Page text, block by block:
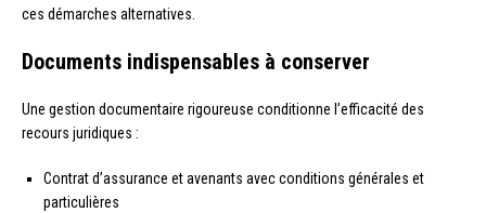
ces démarches alternatives.
Documents indispensables à conserver
Une gestion documentaire rigoureuse conditionne l’efficacité des
recours juridiques :
Contrat d’assurance et avenants avec conditions générales et
particulières